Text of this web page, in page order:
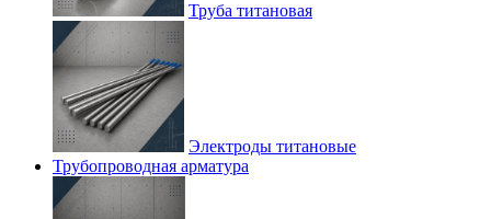
Труба титановая
Электроды титановые
Трубопроводная арматура